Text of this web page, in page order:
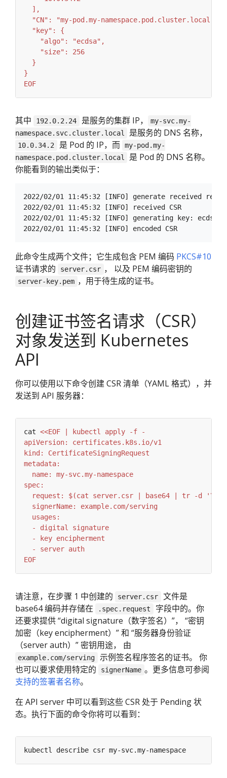
EOF
其中 192.0.2.24 是服务的集群 IP，
my-svc.my-
namespace.svc.cluster.local
是服务的 DNS 名称，
10.0.34.2 是 Pod 的 IP，而 my-pod.my-
namespace.pod.cluster.local
是 Pod 的 DNS 名称。
你能看到的输出类似于：
2022/02/01 11:45:32 [INFO] generate received
2022/02/01 11:45:32 [INFO] received CSR
2022/02/01 11:45:32 [INFO] generating key: ecdsa-
此命令生成两个文件；它生成包含 PEM 编码 PKCS#10
证书请求的
server.csr ， 以及 PEM 编码密钥的
server-key.pem ，用于待生成的证书。
创建证书签名请求（CSR）
对象发送到 Kubernetes
API
你可以使用以下命令创建 CSR 清单（YAML 格式），并
发送到 API 服务器：
cat
EOF
请注意，在步骤 1 中创建的 server.csr
文件是
base64 编码并存储在
.spec.request
字段中的。你
还要求提供 “digital signature（数字签名）”， “密钥
加密（key encipherment）” 和 “服务器身份验证
（server auth）” 密钥用途， 由
example.com/serving
示例签名程序签名的证书。 你
也可以要求使用特定的
signerName 。更多信息可参阅
支持的签署者名称。
在 API server 中可以看到这些 CSR 处于 Pending 状
态。执行下面的命令你将可以看到：